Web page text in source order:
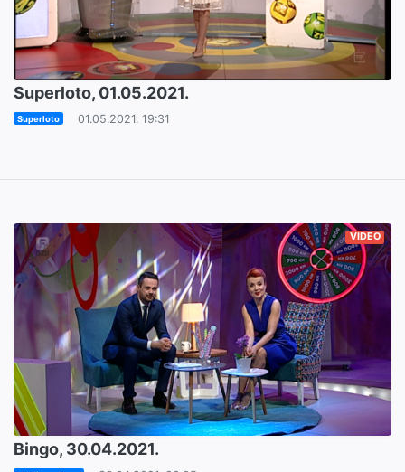
Superloto, 01.05.2021.
Superloto 01.05.2021. 19:31
VIDEO
Bingo, 30.04.2021.